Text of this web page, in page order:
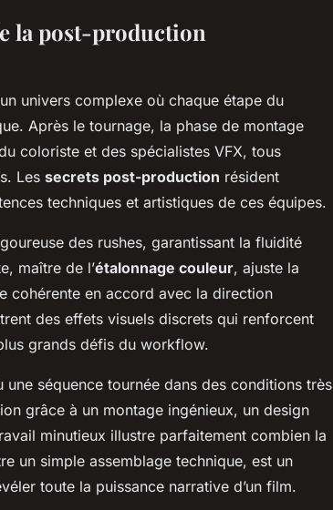
la post-production
univers complexe où chaque étape du
Après le tournage, la phase de montage
coloriste et des spécialistes VFX, tous
Les secrets post-production résident
techniques et artistiques de ces équipes.
des rushes, garantissant la fluidité
maître de l’étalonnage couleur, ajuste la
cohérente en accord avec la direction
des effets visuels discrets qui renforcent
grands défis du workflow.
séquence tournée dans des conditions très
grâce à un montage ingénieux, un design
minutieux illustre parfaitement combien la
un simple assemblage technique, est un
toute la puissance narrative d’un film.